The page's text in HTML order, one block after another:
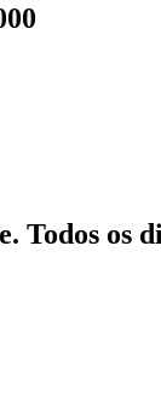
Todos os